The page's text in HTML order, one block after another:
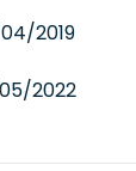
04/2019
2022